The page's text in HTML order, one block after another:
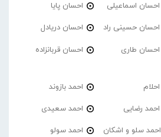
احسان اسماعیلی احسان پایا
احسان حسینی راد احسان دریادل
احسان طاری احسان قربانزاده
احلام احمد بازوند
احمد‌ رضایی احمد سعیدی
احمد سلو و اشکان
احمد سولو